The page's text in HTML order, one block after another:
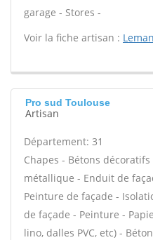
garage - Stores -
Voir la fiche artisan :
Pro sud Toulouse
Artisan
Département: 31
Chapes - Bétons
métallique - Enduit de
Peinture de façade -
de façade - Peinture -
lino, dalles PVC, etc) -